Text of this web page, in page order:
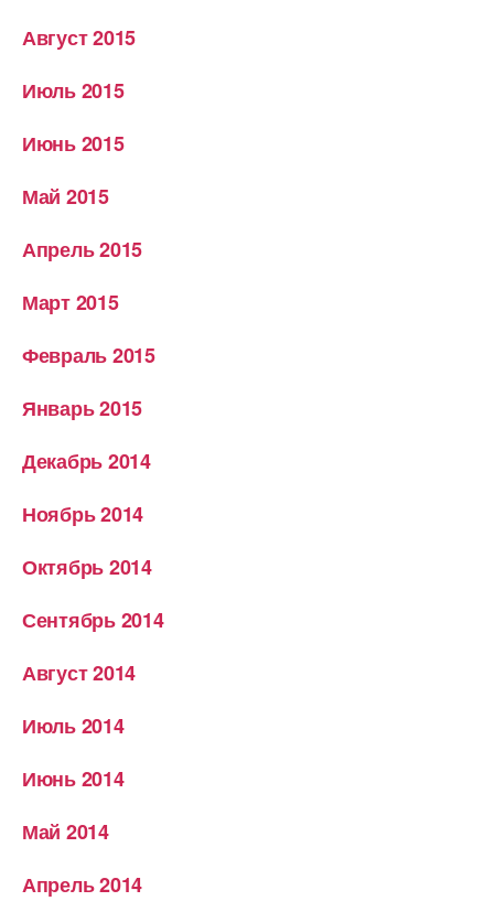
Август 2015
Июль 2015
Июнь 2015
Май 2015
Апрель 2015
Март 2015
Февраль 2015
Январь 2015
Декабрь 2014
Ноябрь 2014
Октябрь 2014
Сентябрь 2014
Август 2014
Июль 2014
Июнь 2014
Май 2014
Апрель 2014